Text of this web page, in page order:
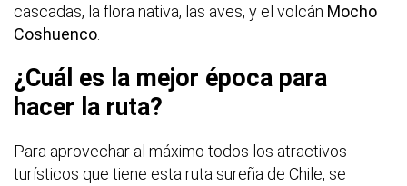
cascadas, la flora nativa, las aves, y el volcán Mocho
Coshuenco
¿Cuál es la mejor época para
hacer la ruta?
Para aprovechar al máximo todos los atractivos
turísticos que tiene esta ruta sureña de Chile, se